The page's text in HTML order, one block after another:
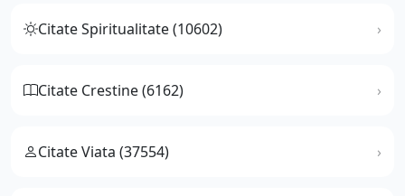
Citate Spiritualitate (10602)
Citate Crestine (6162)
Citate Viata (37554)